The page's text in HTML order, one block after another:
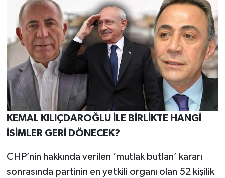
KEMAL KILIÇDAROĞLU İLE BİRLİKTE HANGİ
İSİMLER GERİ DÖNECEK?
CHP’nin hakkında verilen ‘mutlak butlan’ kararı
sonrasında partinin en yetkili organı olan 52 kişilik